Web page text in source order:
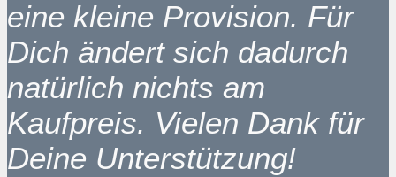
eine kleine Provision. Für
Dich ändert sich dadurch
natürlich nichts am
Kaufpreis. Vielen Dank für
Deine Unterstützung!